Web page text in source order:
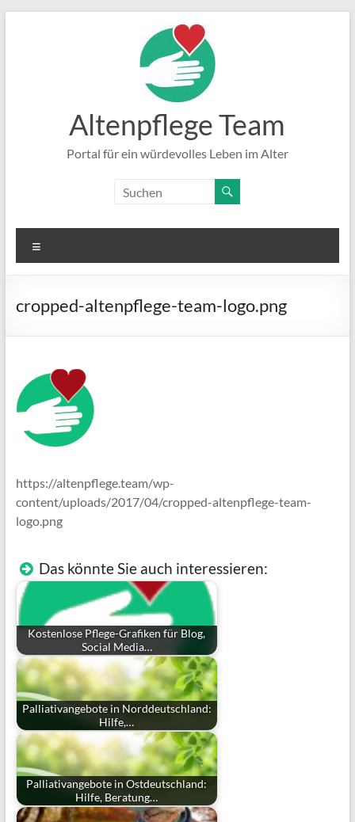
Altenpflege Team
Portal für ein würdevolles Leben im Alter
cropped-altenpflege-team-logo.png
https://altenpflege.team/wp-
content/uploads/2017/04/cropped-altenpflege-team-
logo.png
Das könnte Sie auch interessieren:
Kostenlose Pflege-Grafiken für Blog,
Social Media…
Palliativangebote in Norddeutschland:
Hilfe,…
Palliativangebote in Ostdeutschland:
Hilfe, Beratung…